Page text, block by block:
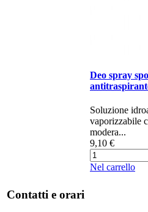
Deo spray
Soluzione
vaporizzabile
modera...
9,10 €
Nel carrello
Contatti e orari